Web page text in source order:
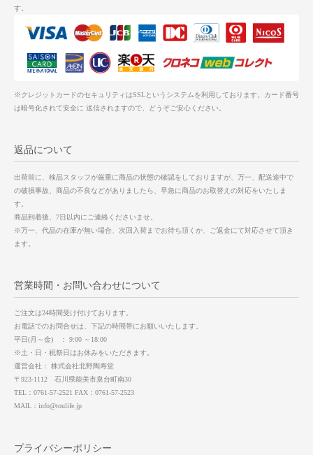
す。
※クレジットカードのセキュリティはSSLというシステムを利用しております。カード番号
は暗号化されて安全に 送信されますので、どうぞご安心ください。
返品について
出荷前に、検品スタッフが厳重に商品の状態の確認をしておりますが、万一、配送途中で
の破損事故、商品の不良などがありましたら、早急に商品のお取替えの対応をいたしま
す。
商品到着後、7日以内にご連絡くださいませ。
※万一、代品の在庫が無い場合、次回入荷までお待ち頂くか、ご返金にて対応させて頂き
ます。
営業時間・お問い合わせについて
ご注文は24時間受け付けております。
お電話でのお問合せは、下記の時間帯にお願いいたします。
平日(月～金) ： 9:00 ～18:00
※土・日・祝祭日はお休みをいただきます。
運営会社： 株式会社北野陶寿堂
〒923-1112 石川県能美市泉台町南30
TEL：0761-57-2521 FAX：0761-57-2523
MAIL：info@toulife.jp
プライバシーポリシー